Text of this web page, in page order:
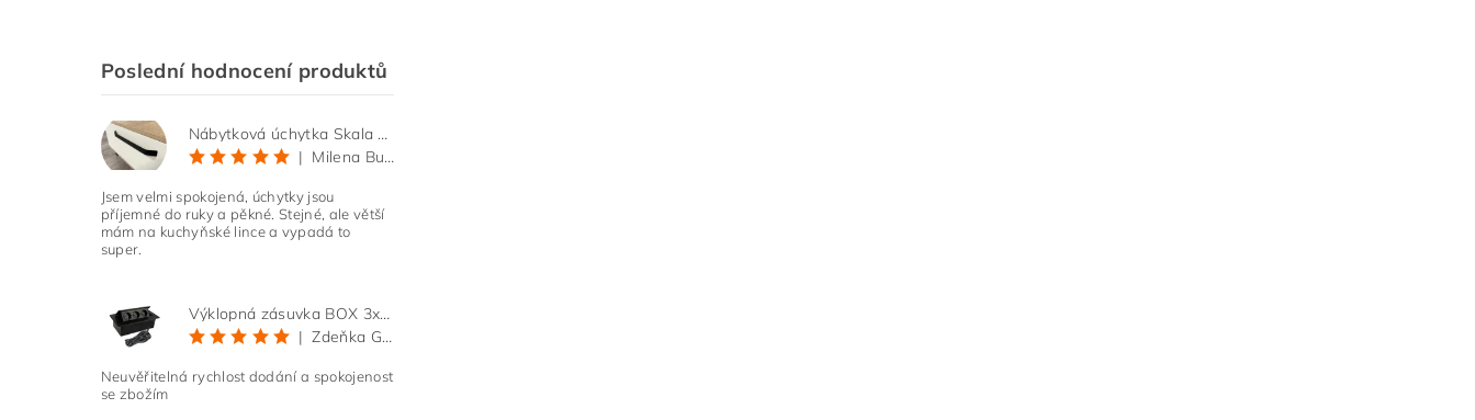
Poslední hodnocení produktů
Nábytková úchytka Skala černá matná
|
Milena Bučková
Jsem velmi spokojená, úchytky jsou
příjemné do ruky a pěkné. Stejné, ale větší
mám na kuchyňské lince a vypadá to
super.
Výklopná zásuvka BOX 3x 230V s 3m kabelem - černá
|
Zdeňka Gold
Neuvěřitelná rychlost dodání a spokojenost
se zbožím